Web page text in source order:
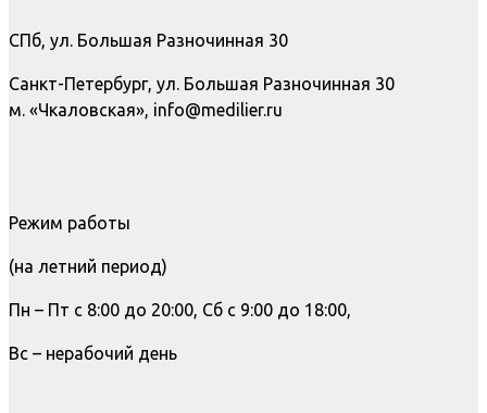
СПб, ул. Большая Разночинная 30
Санкт-Петербург, ул. Большая Разночинная 30
м. «Чкаловская», info@medilier.ru
Режим работы
(на летний период)
Пн – Пт с 8:00 до 20:00, Сб с 9:00 до 18:00,
Вс – нерабочий день